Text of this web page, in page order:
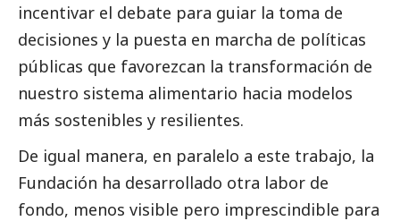
incentivar el debate para guiar la toma de
decisiones y la puesta en marcha de políticas
públicas que favorezcan la transformación de
nuestro sistema alimentario hacia modelos
más sostenibles y resilientes.
De igual manera, en paralelo a este trabajo, la
Fundación ha desarrollado otra labor de
fondo, menos visible pero imprescindible para